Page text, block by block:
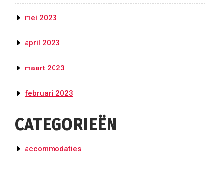
mei 2023
april 2023
maart 2023
februari 2023
CATEGORIEËN
accommodaties